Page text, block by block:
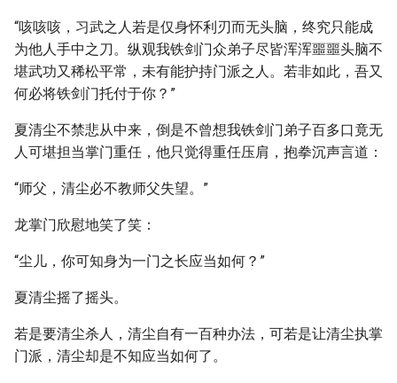
“咳咳咳，习武之人若是仅身怀利刃而无头脑，终究只能成
为他人手中之刀。纵观我铁剑门众弟子尽皆浑浑噩噩头脑不
堪武功又稀松平常，未有能护持门派之人。若非如此，吾又
何必将铁剑门托付于你？”
夏清尘不禁悲从中来，倒是不曾想我铁剑门弟子百多口竟无
人可堪担当掌门重任，他只觉得重任压肩，抱拳沉声言道：
“师父，清尘必不教师父失望。”
龙掌门欣慰地笑了笑：
“尘儿，你可知身为一门之长应当如何？”
夏清尘摇了摇头。
若是要清尘杀人，清尘自有一百种办法，可若是让清尘执掌
门派，清尘却是不知应当如何了。